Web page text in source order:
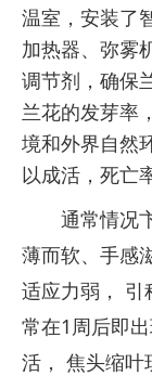
温室，安装了
加热器、弥雾
调节剂，确保
兰花的发芽率
境和外界自然
以成活，死亡
通常情况
薄而软、手感
适应力弱， 引
常在1周后即
活， 焦头缩叶